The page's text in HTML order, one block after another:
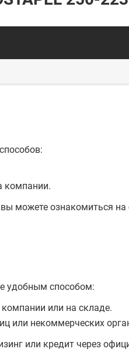
компании.
можете ознакомиться на
удобным способом:
или на складе.
или некоммерческих
или кредит через